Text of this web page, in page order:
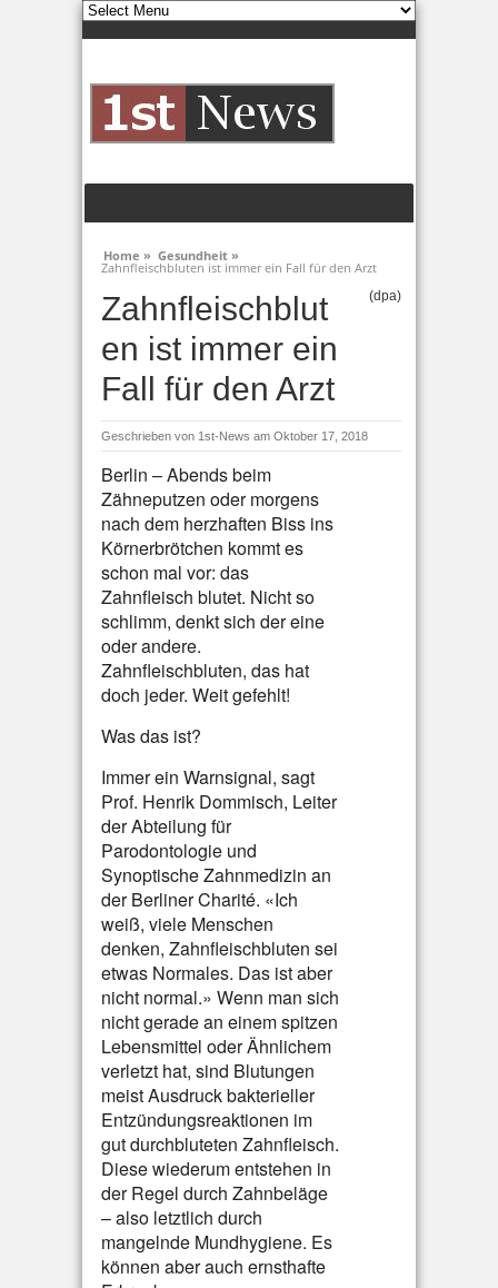
Home » Gesundheit »
Zahnfleischbluten ist immer ein Fall für den Arzt
Zahnfleischblut
en ist immer ein
Fall für den Arzt
(dpa)
Geschrieben von 1st-News am Oktober 17, 2018
Berlin – Abends beim
Zähneputzen oder morgens
nach dem herzhaften Biss ins
Körnerbrötchen kommt es
schon mal vor: das
Zahnfleisch blutet. Nicht so
schlimm, denkt sich der eine
oder andere.
Zahnfleischbluten, das hat
doch jeder. Weit gefehlt!
Was das ist?
Immer ein Warnsignal, sagt
Prof. Henrik Dommisch, Leiter
der Abteilung für
Parodontologie und
Synoptische Zahnmedizin an
der Berliner Charité. «Ich
weiß, viele Menschen
denken, Zahnfleischbluten sei
etwas Normales. Das ist aber
nicht normal.» Wenn man sich
nicht gerade an einem spitzen
Lebensmittel oder Ähnlichem
verletzt hat, sind Blutungen
meist Ausdruck bakterieller
Entzündungsreaktionen im
gut durchbluteten Zahnfleisch.
Diese wiederum entstehen in
der Regel durch Zahnbeläge
– also letztlich durch
mangelnde Mundhygiene. Es
können aber auch ernsthafte